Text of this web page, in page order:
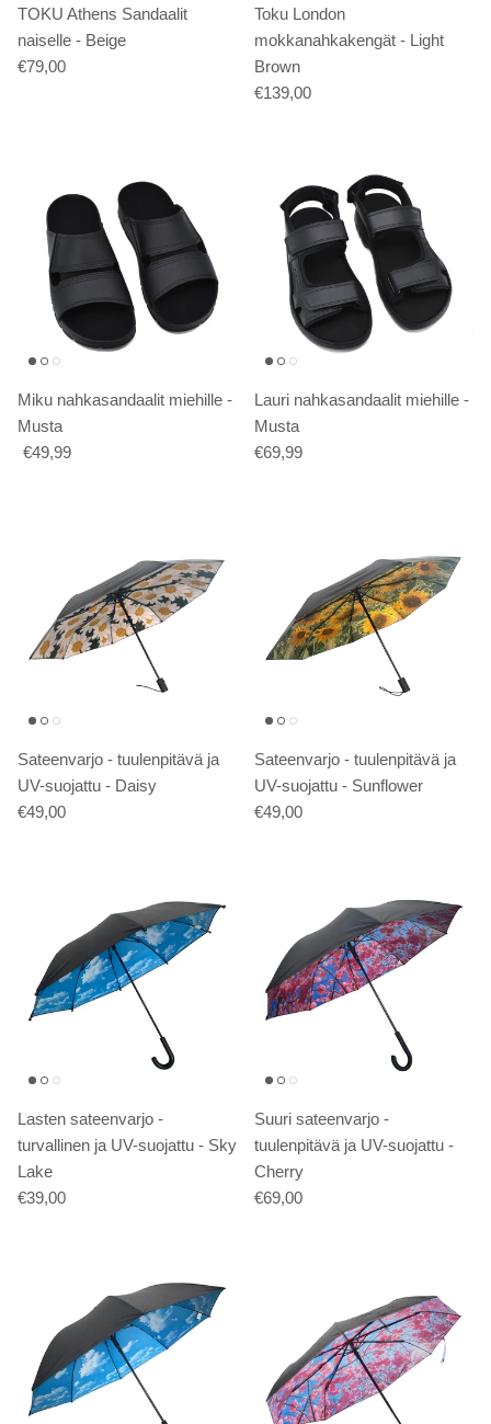
TOKU Athens Sandaalit
naiselle - Beige
€79,00
Toku London
mokkanahkakengät - Light
Brown
€139,00
Miku nahkasandaalit miehille -
Musta
€49,99
Lauri nahkasandaalit miehille -
Musta
€69,99
Sateenvarjo - tuulenpitävä ja
UV-suojattu - Daisy
€49,00
Sateenvarjo - tuulenpitävä ja
UV-suojattu - Sunflower
€49,00
Lasten sateenvarjo -
turvallinen ja UV-suojattu - Sky
Lake
€39,00
Suuri sateenvarjo -
tuulenpitävä ja UV-suojattu -
Cherry
€69,00